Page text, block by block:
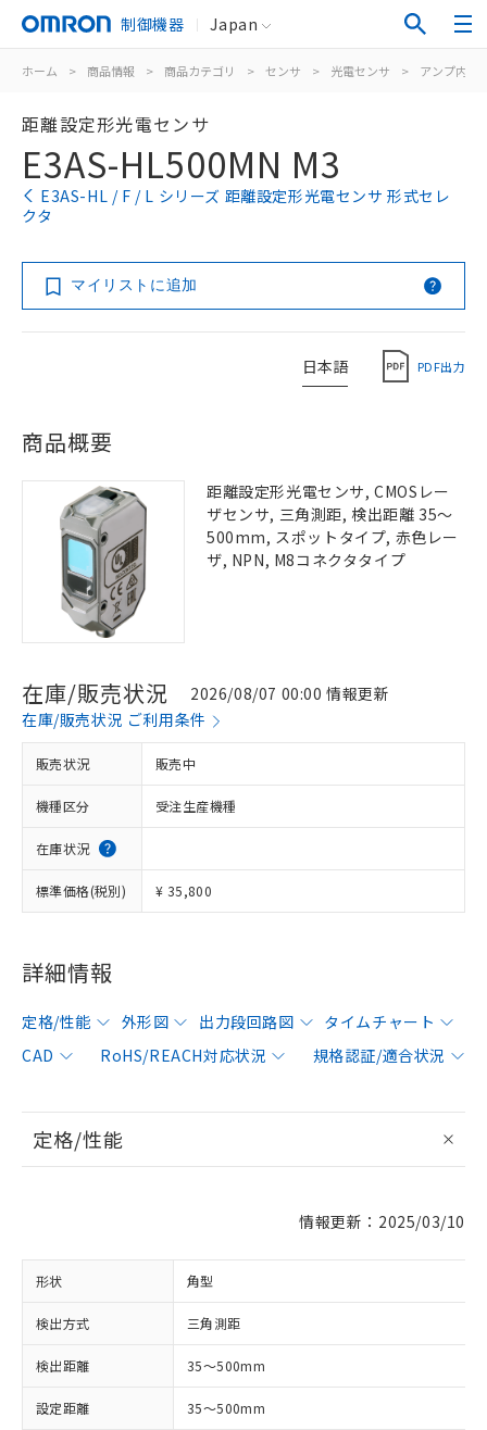
制御機器 Japan
ホーム > 商品情報 > 商品カテゴリ > センサ > 光電センサ > アンプ内蔵
距離設定形光電センサ
E3AS-HL500MN M3
E3AS-HL / F / L シリーズ 距離設定形光電センサ 形式セレ
クタ
マイリストに追加
日本語 PDF出力
商品概要
距離設定形光電センサ, CMOSレー
ザセンサ, 三角測距, 検出距離 35～
500mm, スポットタイプ, 赤色レー
ザ, NPN, M8コネクタタイプ
在庫/販売状況
2026/08/07 00:00 情報更新
在庫/販売状況 ご利用条件
販売状況 販売中
機種区分 受注生産機種
在庫状況
標準価格(税別) ¥ 35,800
詳細情報
定格/性能 外形図 出力段回路図
タイムチャート
CAD
RoHS/REACH対応状況 規格認証/適合状況
定格/性能
情報更新：2025/03/10
形状 角型
検出方式 三角測距
検出距離 35～500mm
設定距離 35～500mm